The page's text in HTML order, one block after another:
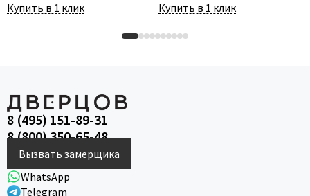
Купить в 1 клик Купить в 1 клик
8 (495) 151-89-31
8 (800) 350-65-48
Вызвать замерщика
WhatsApp
Telegram